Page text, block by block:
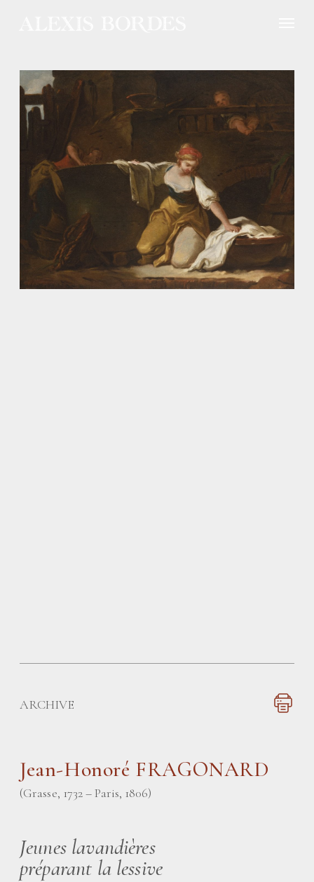
ARCHIVE
Jean-Honoré FRAGONARD
(Grasse, 1732 – Paris, 1806)
Jeunes lavandières
préparant la lessive